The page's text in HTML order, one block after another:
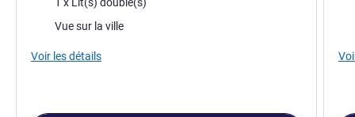
Vues :Vue sur la ville
Voir les détails